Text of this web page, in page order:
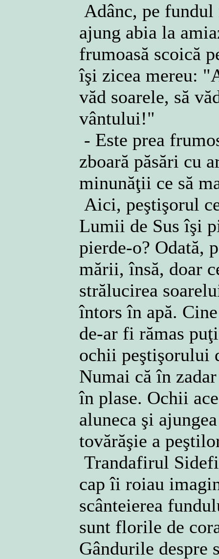
Adânc, pe
ajung abia la
frumoasă scoică
îşi zicea mereu:
văd soarele, să
vântului!"
- Este prea
zboară păsări cu
minunăţii ce să
Aici, peştişorul
Lumii de Sus îşi
pierde-o? Odată,
mării, însă, doar
strălucirea
întors în apă.
de-ar fi rămas
ochii peştişorului
Numai că în
în plase. Ochii
aluneca şi
tovărăşie a
Trandafirul
cap îi roiau
scânteierea
sunt florile de
Gândurile despre